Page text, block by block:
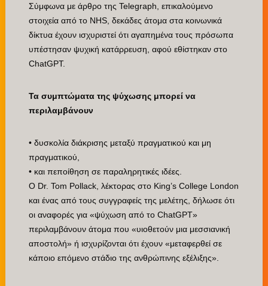
Σύμφωνα με άρθρο της Telegraph, επικαλούμενο
στοιχεία από το NHS, δεκάδες άτομα στα κοινωνικά
δίκτυα έχουν ισχυριστεί ότι αγαπημένα τους πρόσωπα
υπέστησαν ψυχική κατάρρευση, αφού εθίστηκαν στο
ChatGPT.
Τα συμπτώματα της ψύχωσης μπορεί να
περιλαμβάνουν
• δυσκολία διάκρισης μεταξύ πραγματικού και μη
πραγματικού,
• και πεποίθηση σε παραληρητικές ιδέες.
Ο Dr. Tom Pollack, λέκτορας στο King’s College London
και ένας από τους συγγραφείς της μελέτης, δήλωσε ότι
οι αναφορές για «ψύχωση από το ChatGPT»
περιλαμβάνουν άτομα που «υιοθετούν μια μεσσιανική
αποστολή» ή ισχυρίζονται ότι έχουν «μεταφερθεί σε
κάποιο επόμενο στάδιο της ανθρώπινης εξέλιξης».